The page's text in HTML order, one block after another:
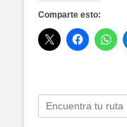
Comparte esto:
Buscar: